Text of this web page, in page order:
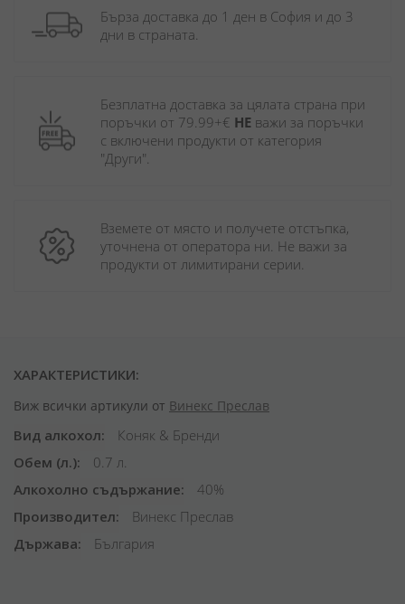
Бърза доставка до 1 ден в София и до 3
дни в страната.
Безплатна доставка за цялата страна при
поръчки от 79.99+€ НЕ важи за поръчки
с включени продукти от категория
"Други".
Вземете от място и получете отстъпка,
уточнена от оператора ни. Не важи за
продукти от лимитирани серии.
ХАРАКТЕРИСТИКИ:
Виж всички артикули от Винекс Преслав
Вид алкохол
Коняк & Бренди
Обем (л.)
0.7 л.
Алкохолно съдържание
40%
Производител
Винекс Преслав
Държава
България